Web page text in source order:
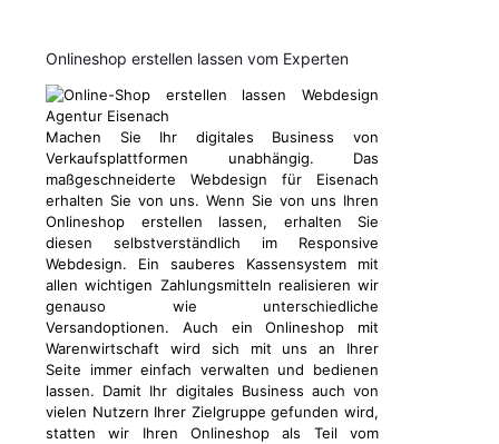
Onlineshop erstellen lassen vom Experten
Machen Sie Ihr digitales Business von
Verkaufsplattformen unabhängig. Das
maßgeschneiderte Webdesign für Eisenach
erhalten Sie von uns. Wenn Sie von uns Ihren
Onlineshop erstellen lassen, erhalten Sie
diesen selbstverständlich im Responsive
Webdesign. Ein sauberes Kassensystem mit
allen wichtigen Zahlungsmitteln realisieren wir
genauso wie unterschiedliche
Versandoptionen. Auch ein Onlineshop mit
Warenwirtschaft wird sich mit uns an Ihrer
Seite immer einfach verwalten und bedienen
lassen. Damit Ihr digitales Business auch von
vielen Nutzern Ihrer Zielgruppe gefunden wird,
statten wir Ihren Onlineshop als Teil vom